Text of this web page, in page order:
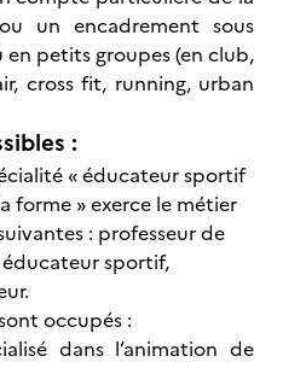
un encadrement sous
petits groupes (en club,
cross fit, running, urban
:
« éducateur sportif
forme » exerce le métier
: professeur de
sportif,
occupés :
dans l’animation de